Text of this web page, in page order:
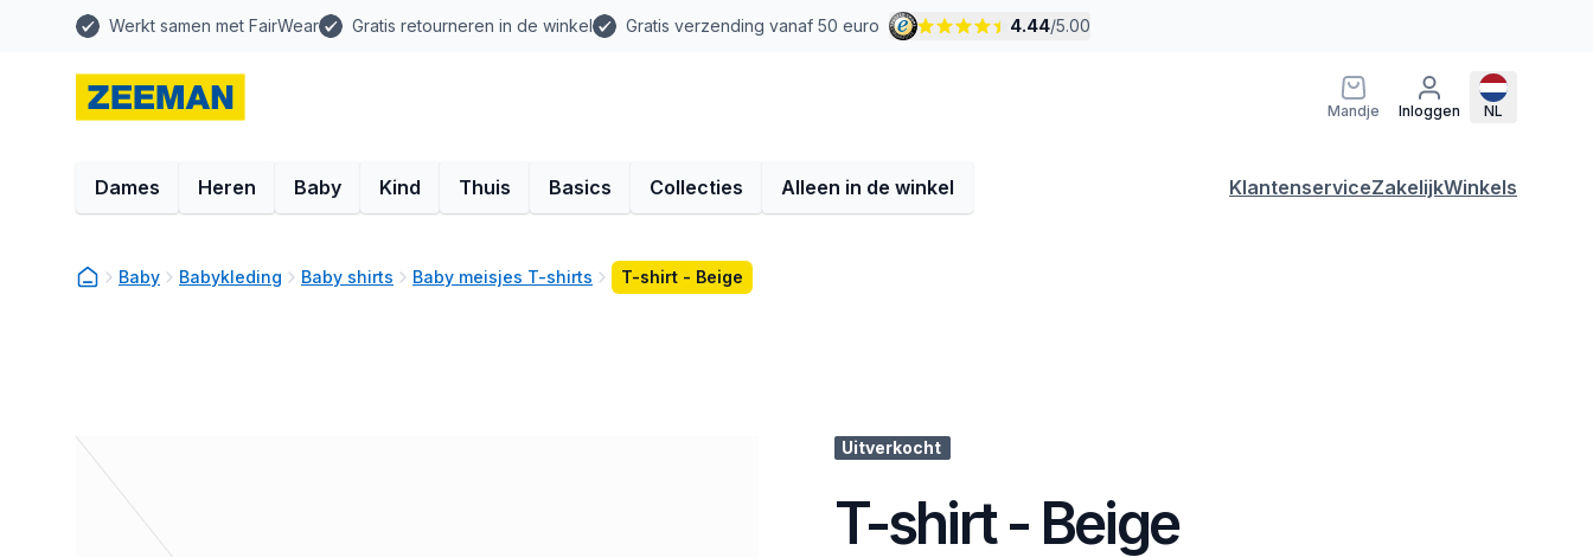
Werkt samen met FairWear Gratis retourneren in de winkel Gratis verzending vanaf 50 euro 4.44/5.00
Mandje Inloggen NL
Dames Heren Baby Kind Thuis Basics Collecties Alleen in de winkel KlantenserviceZakelijkWinkels
Baby Babykleding Baby shirts Baby meisjes T-shirts T-shirt - Beige
Uitverkocht
T-shirt - Beige